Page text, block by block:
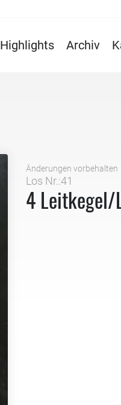
Highlights Archiv
Änderungen vorbehalten
Los Nr.:41
4 Leitkegel/